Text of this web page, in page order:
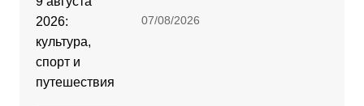
07/08/2026